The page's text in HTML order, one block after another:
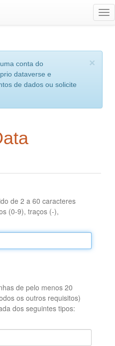
×
conta do
dataverse e
de dados ou solicite
de 2 a 60 caracteres
(0-9), traços (-),
de pelo menos 20
os outros requisitos)
dos seguintes tipos: